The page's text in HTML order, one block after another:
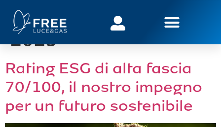
Giorno:
17 Giugno
2025
Rating ESG di alta fascia
70/100, il nostro impegno
per un futuro sostenibile